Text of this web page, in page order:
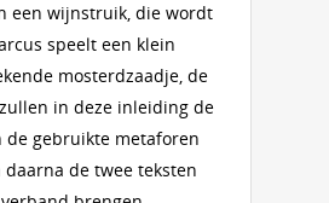
een wijnstruik, die wordt
speelt een klein
mosterdzaadje, de
in deze inleiding de
de gebruikte metaforen
daarna de twee teksten